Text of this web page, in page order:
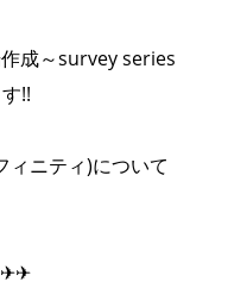
成～survey series
!!
ィニティ)について